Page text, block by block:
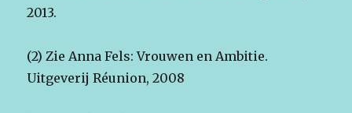
2013.
(2) Zie Anna Fels: Vrouwen en Ambitie.
Uitgeverij Réunion, 2008